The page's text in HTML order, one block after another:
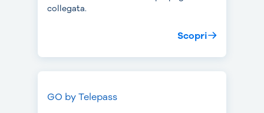
collegata.
Scopri
GO by Telepass